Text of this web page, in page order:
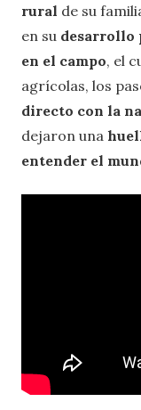
rural de su
en su desarrollo
en el campo, el
agrícolas, los
directo con la
dejaron una
entender el